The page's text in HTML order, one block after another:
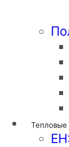
Тепловые